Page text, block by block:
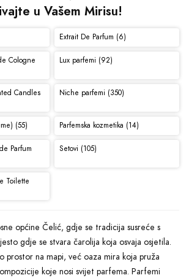
u Vašem Mirisu!
Extrait De Parfum (6)
Cologne
Lux parfemi (92)
Candles
Niche parfemi (350)
(55) Parfemska kozmetika (14)
Parfum
Setovi (105)
Toilette
općine Čelić, gdje se tradicija susreće s
gdje se stvara čarolija koja osvaja osjetila.
prostor na mapi, već oaza mira koja pruža
koje nosi svijet parfema. Parfemi